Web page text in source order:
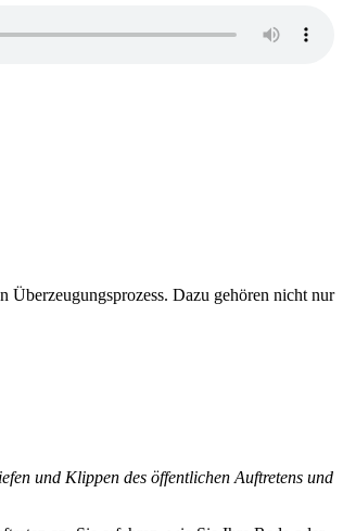
Dazu gehören nicht nur
und Klippen des öffentlichen Auftretens und